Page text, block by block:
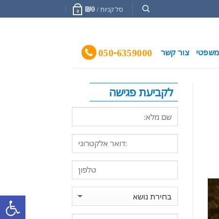
פתח
סל קניות / ₪0
0
משפטי צור קשר 050-6359000
לקביעת פגישה